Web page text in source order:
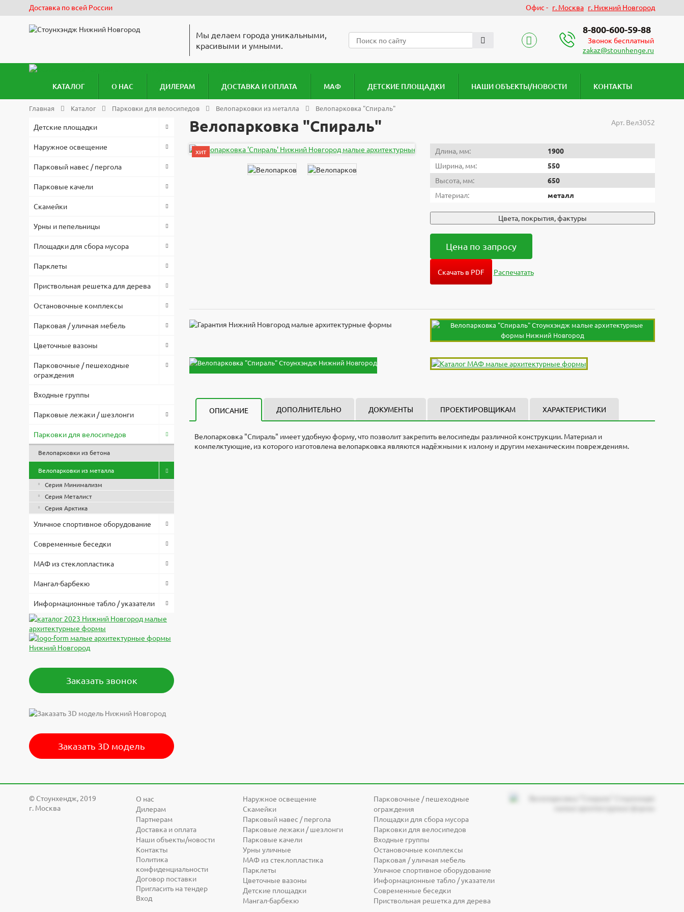
Доставка по всей России Офис - г. Москва г. Нижний Новгород
Мы делаем города уникальными,
красивыми и умными.
8-800-600-59-88
Звонок бесплатный
zakaz@stounhenge.ru
КАТАЛОГ О НАС ДИЛЕРАМ ДОСТАВКА И ОПЛАТА МАФ ДЕТСКИЕ ПЛОЩАДКИ НАШИ ОБЪЕКТЫ/НОВОСТИ КОНТАКТЫ
Главная Каталог Парковки для велосипедов Велопарковки из металла Велопарковка "Спираль"
Арт. Вел3052
Велопарковка "Спираль"
хит Длина, мм:
1900
Ширина, мм:
550
Высота, мм:
650
Материал:
металл
Цвета, покрытия, фактуры
Цена по запросу
Скачать в PDF Распечатать
ОПИСАНИЕ ДОПОЛНИТЕЛЬНО ДОКУМЕНТЫ ПРОЕКТИРОВЩИКАМ ХАРАКТЕРИСТИКИ
Велопарковка "Спираль" имеет удобную форму, что позволит закрепить велосипеды различной конструкции. Материал и
компелктующие, из которого изготовлена велопарковка являются надёжными к излому и другим механическим повреждениям.
Детские площадки
Наружное освещение
Парковый навес / пергола
Парковые качели
Скамейки
Урны и пепельницы
Площадки для сбора мусора
Парклеты
Приствольная решетка для дерева
Остановочные комплексы
Парковая / уличная мебель
Цветочные вазоны
Парковочные / пешеходные
ограждения
Входные группы
Парковые лежаки / шезлонги
Парковки для велосипедов
Велопарковки из бетона
Велопарковки из металла
Серия Минимализм
Серия Металист
Серия Арктика
Уличное спортивное оборудование
Современные беседки
МАФ из стеклопластика
Мангал-барбекю
Информационные табло / указатели
Заказать звонок
Заказать 3D модель
© Cтоунхендж, 2019
г. Москва
О нас
Дилерам
Партнерам
Доставка и оплата
Наши объекты/новости
Контакты
Политика
конфиденциальности
Договор поставки
Пригласить на тендер
Вход
Наружное освещение
Скамейки
Парковый навес / пергола
Парковые лежаки / шезлонги
Парковые качели
Урны уличные
МАФ из стеклопластика
Парклеты
Цветочные вазоны
Детские площадки
Мангал-барбекю
Парковочные / пешеходные
ограждения
Площадки для сбора мусора
Парковки для велосипедов
Входные группы
Остановочные комплексы
Парковая / уличная мебель
Уличное спортивное оборудование
Информационные табло / указатели
Современные беседки
Приствольная решетка для дерева